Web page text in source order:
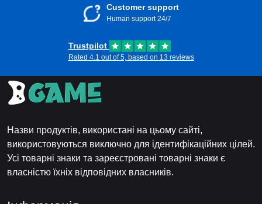
Customer support
Human support 24/7
Trustpilot
Rated 4.1 out of 5, based on 13 reviews
Назви продуктів, використані на цьому сайті,
використовуються виключно для ідентифікаційних цілей.
Усі товарні знаки та зареєстровані товарні знаки є
власністю їхніх відповідних власників.